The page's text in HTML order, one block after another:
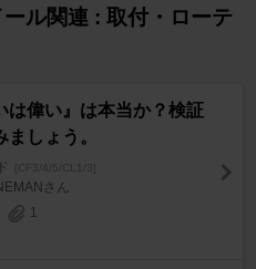
ル関連 : 取付・ローテ
は偉い』は本当か？検証
ましょう。
[CF3/4/5/CL1/3]
さん
1